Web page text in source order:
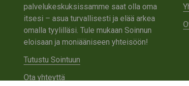
palvelukeskuksissamme saat olla oma
itsesi – asua turvallisesti ja elää arkea
omalla tyylilläsi. Tule mukaan Soinnun
eloisaan ja moniääniseen yhteisöön!
Tutustu Sointuun
Ota yhteyttä